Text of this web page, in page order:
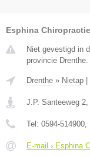
Esphina Chiropractie
Niet gevestigd in
provincie Drenthe.
Drenthe » Nietap
J.P. Santeeweg 2,
Tel: 0594-514900,
E-mail › Esphina